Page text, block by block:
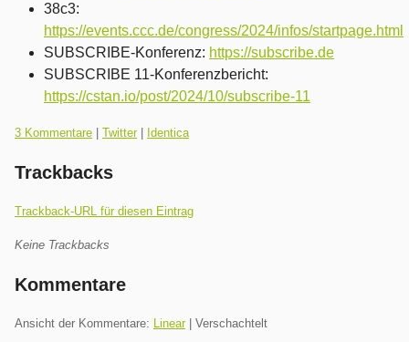
38c3:
https://events.ccc.de/congress/2024/infos/startpage.html
SUBSCRIBE-Konferenz: https://subscribe.de
SUBSCRIBE 11-Konferenzbericht:
https://cstan.io/post/2024/10/subscribe-11
3 Kommentare Twitter| Identica
Trackbacks
Trackback-URL für diesen Eintrag
Keine Trackbacks
Kommentare
Ansicht der Kommentare: Linear| Verschachtelt